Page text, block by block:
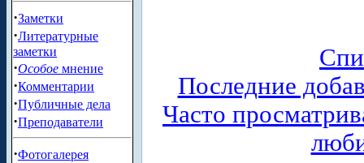
·Заметки
·Литературные
заметки
·Особое мнение
·Комментарии
·Публичные дела
·Преподаватели
·Фотогалерея
Последние
Часто